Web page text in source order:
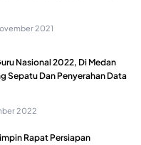
2021
Nasional 2022, Di Medan
Sepatu Dan Penyerahan Data
2022
Rapat Persiapan